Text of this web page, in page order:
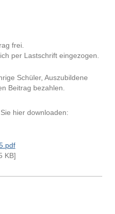
frei.
per Lastschrift eingezogen.
Schüler, Auszubildene
Beitrag bezahlen.
hier downloaden:
KB]